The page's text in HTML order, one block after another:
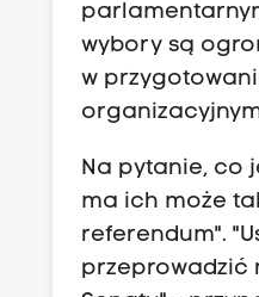
wybory są
w
Na pytanie, co
ma ich może
referendum".
przeprowadzić